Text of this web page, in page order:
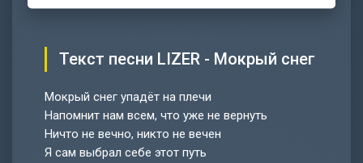
Текст песни LIZER - Мокрый снег
Мокрый снег упадёт на плечи
Напомнит нам всем, что уже не вернуть
Ничто не вечно, никто не вечен
Я сам выбрал себе этот путь